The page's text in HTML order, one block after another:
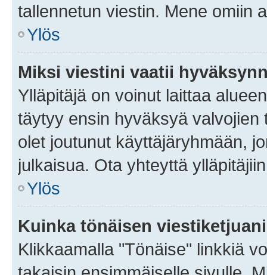
tallennetun viestin. Mene omiin
Ylös
Miksi viestini vaatii
Ylläpitäjä on voinut laittaa
täytyy ensin hyväksyä
olet joutunut käyttäjäryhmään,
julkaisua. Ota yhteyttä
Ylös
Kuinka tönäisen
Klikkaamalla "Tönäise" linkkiä